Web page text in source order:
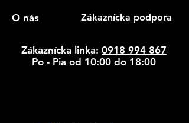
O nás Zákaznícka podpora
Zákaznícka linka: 0918 994 867
Po - Pia od 10:00 do 18:00